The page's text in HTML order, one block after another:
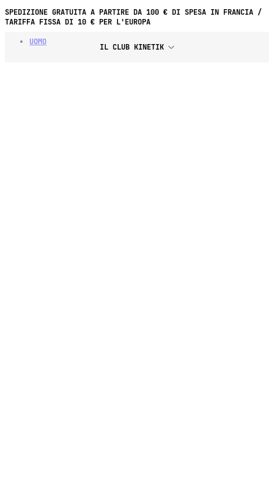
PAGAMENTO IN 4 RATE SENZA INTERESSI A PARTIRE DA 70 € DI
SPESA
UOMO
IL CLUB KINETIK